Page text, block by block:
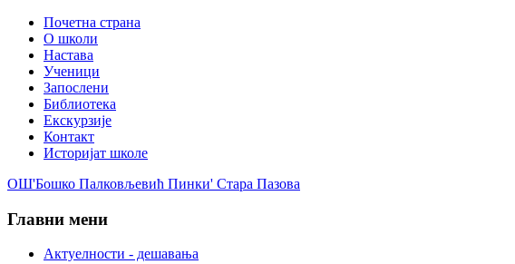
Почетна страна
О школи
Настава
Ученици
Запослени
Библиотека
Екскурзије
Контакт
Историјат школе
ОШ'Бошко Палковљевић Пинки' Стара Пазова
Главни мени
Актуелности - дешавања